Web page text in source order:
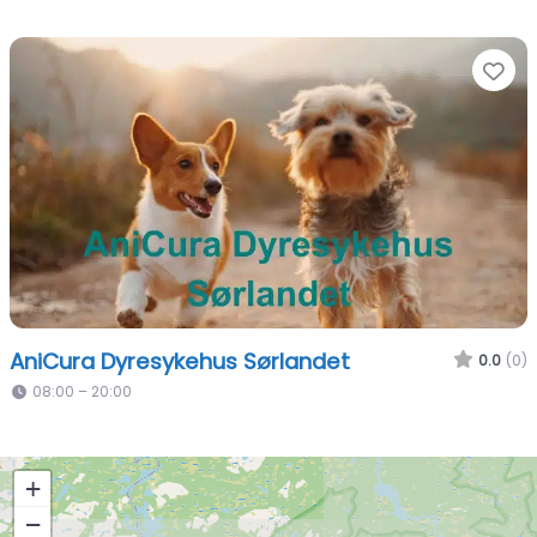
AniCura Dyresykehus Sørlandet 0.0 (0)
08:00 – 20:00
+
−